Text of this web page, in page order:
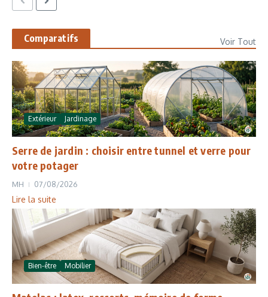
Comparatifs Voir Tout
Extérieur Jardinage
Serre de jardin : choisir entre tunnel et verre pour
votre potager
MH 07/08/2026
Lire la suite
Bien-être Mobilier